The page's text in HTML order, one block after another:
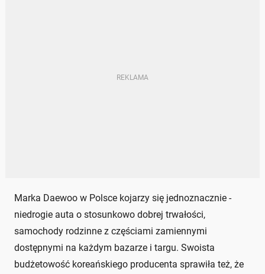
Marka Daewoo w Polsce kojarzy się jednoznacznie -
niedrogie auta o stosunkowo dobrej trwałości,
samochody rodzinne z częściami zamiennymi
dostępnymi na każdym bazarze i targu. Swoista
budżetowość koreańskiego producenta sprawiła też, że